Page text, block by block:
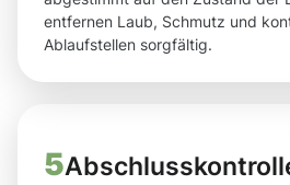
entfernen Laub, Schmutz und
Ablaufstellen sorgfältig.
5